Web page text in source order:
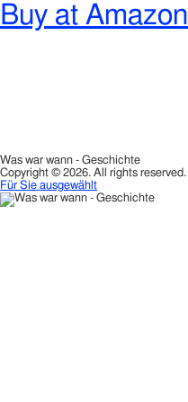
Buy at Amazon
Was war wann - Geschichte
Copyright © 2026. All rights reserved.
Für Sie ausgewählt